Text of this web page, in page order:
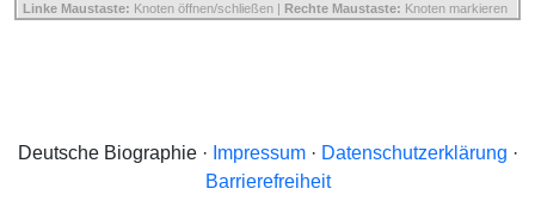
Linke Maustaste: Knoten öffnen/schließen | Rechte Maustaste: Knoten markieren
Deutsche Biographie · Impressum· Datenschutzerklärung ·
Barrierefreiheit